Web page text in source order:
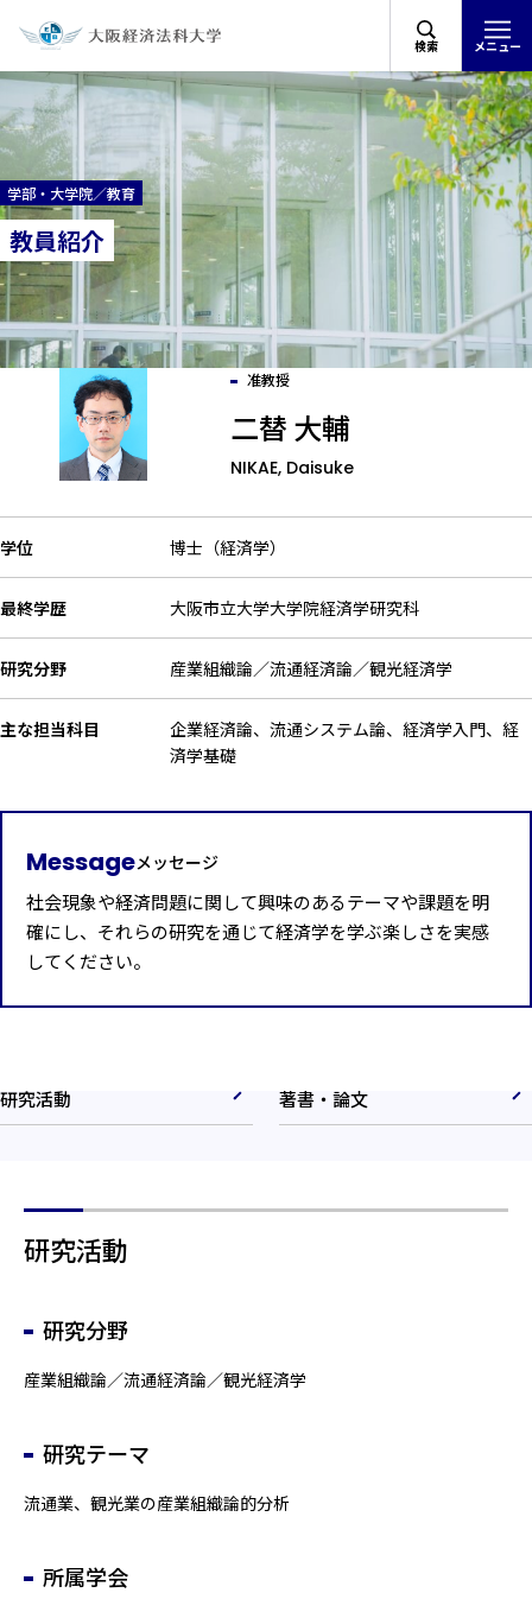
検索 メニュー
学部・大学院／教育
教員紹介
准教授
二替 大輔
NIKAE, Daisuke
学位 博士（経済学）
最終学歴 大阪市立大学大学院経済学研究科
研究分野 産業組織論／流通経済論／観光経済学
主な担当科目
企業経済論、流通システム論、経済学入門、経
済学基礎
Messageメッセージ
社会現象や経済問題に関して興味のあるテーマや課題を明
確にし、それらの研究を通じて経済学を学ぶ楽しさを実感
してください。
研究活動 著書・論文
研究活動
研究分野
産業組織論／流通経済論／観光経済学
研究テーマ
流通業、観光業の産業組織論的分析
所属学会